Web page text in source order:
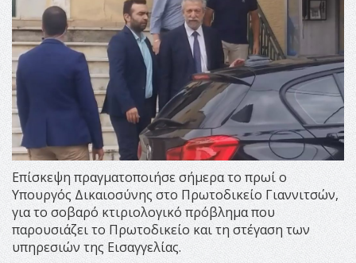
Επίσκεψη πραγματοποιήσε σήμερα το πρωί ο
Υπουργός Δικαιοσύνης στο Πρωτοδικείο Γιαννιτσών,
για το σοβαρό κτιριολογικό πρόβλημα που
παρουσιάζει το Πρωτοδικείο και τη στέγαση των
υπηρεσιών της Εισαγγελίας.